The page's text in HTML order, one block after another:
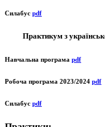
Силабус pdf
Практикум з
Навчальна програма pdf
Робоча програма 2023/2024 pdf
Силабус pdf